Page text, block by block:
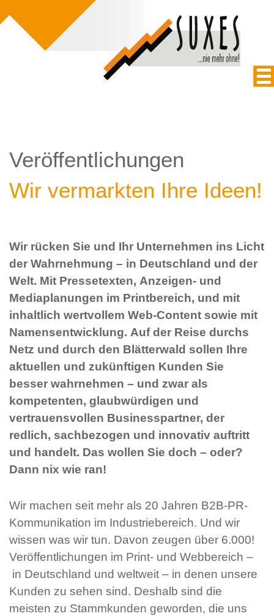
Veröffentlichungen
Wir vermarkten Ihre Ideen!
Wir rücken Sie und Ihr Unternehmen ins Licht
der Wahrnehmung – in Deutschland und der
Welt. Mit Pressetexten, Anzeigen- und
Mediaplanungen im Printbereich, und mit
inhaltlich wertvollem Web-Content sowie mit
Namensentwicklung. Auf der Reise durchs
Netz und durch den Blätterwald sollen Ihre
aktuellen und zukünftigen Kunden Sie
besser wahrnehmen – und zwar als
kompetenten, glaubwürdigen und
vertrauensvollen Businesspartner, der
redlich, sachbezogen und innovativ auftritt
und handelt. Das wollen Sie doch – oder?
Dann nix wie ran!
Wir machen seit mehr als 20 Jahren B2B-PR-
Kommunikation im Industriebereich. Und wir
wissen was wir tun. Davon zeugen über 6.000!
Veröffentlichungen im Print- und Webbereich –
in Deutschland und weltweit – in denen unsere
Kunden zu sehen sind. Deshalb sind die
meisten zu Stammkunden geworden, die uns